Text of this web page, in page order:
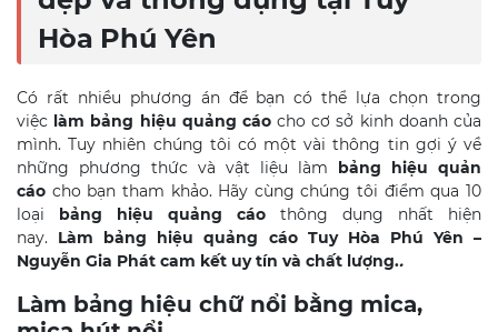
Hòa Phú Yên
Có rất nhiều phương án để bạn có thể lựa chọn trong
việc làm bảng hiệu quảng cáocho cơ sở kinh doanh của
mình. Tuy nhiên chúng tôi có một vài thông tin gợi ý về
những phương thức và vật liệu làm bảng hiệu quản
cáo cho bạn tham khảo. Hãy cùng chúng tôi điểm qua 10
loại bảng hiệu quảng cáo thông dụng nhất hiện
nay. Làm bảng hiệu quảng cáo Tuy Hòa
Phú Yên –
Nguyễn Gia Phát cam kết uy tín và chất lượng..
Làm bảng hiệu chữ nổi bằng mica,